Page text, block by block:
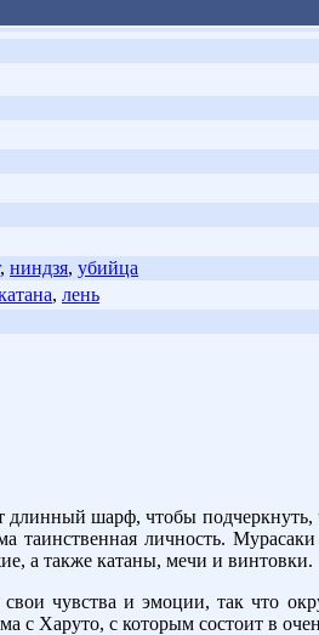
, ниндзя, убийца
, лень
шарф, чтобы подчеркнуть,
таинственная личность.
а также катаны, мечи и винтовки.
свои чувства и эмоции, так что
с Харуто, с которым состоит в